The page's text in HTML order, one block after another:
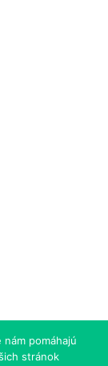
pomáhajú
stránok